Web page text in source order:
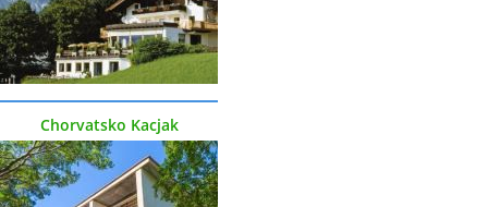
Chorvatsko Kacjak